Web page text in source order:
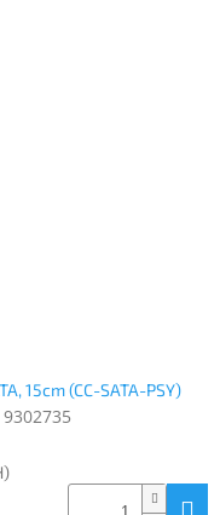
15cm (CC-SATA-PSY)
9302735